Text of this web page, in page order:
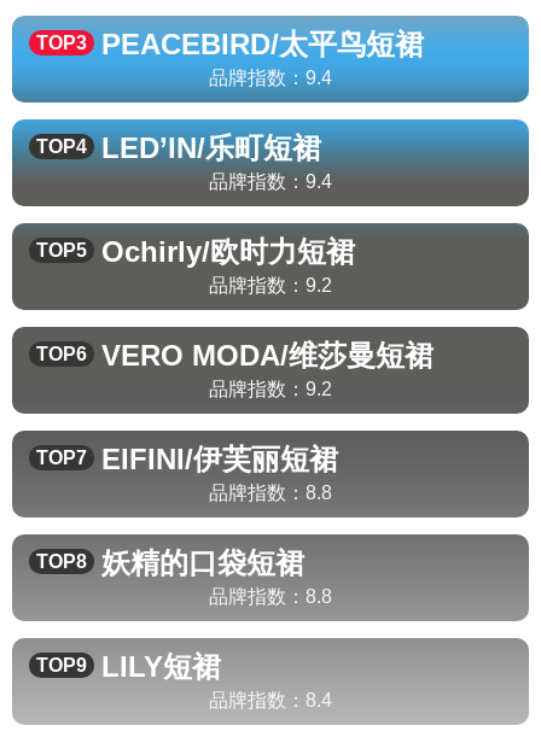
TOP3 PEACEBIRD/太平鸟短裙
品牌指数： 9.4
TOP4 LED’IN/乐町短裙
品牌指数： 9.4
TOP5 Ochirly/欧时力短裙
品牌指数： 9.2
TOP6 VERO MODA/维莎曼短裙
品牌指数： 9.2
TOP7 EIFINI/伊芙丽短裙
品牌指数： 8.8
TOP8 妖精的口袋短裙
品牌指数： 8.8
TOP9 LILY短裙
品牌指数： 8.4